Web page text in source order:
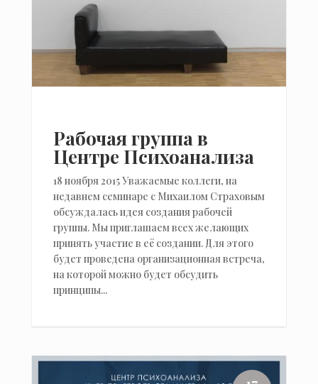
Рабочая группа в
Центре Психоанализа
18 ноября 2015 Уважаемые коллеги, на
недавнем семинаре с Михаилом Страховым
обсуждалась идея создания рабочей
группы. Мы приглашаем всех желающих
принять участие в её создании. Для этого
будет проведена организационная встреча,
на которой можно будет обсудить
принципы...